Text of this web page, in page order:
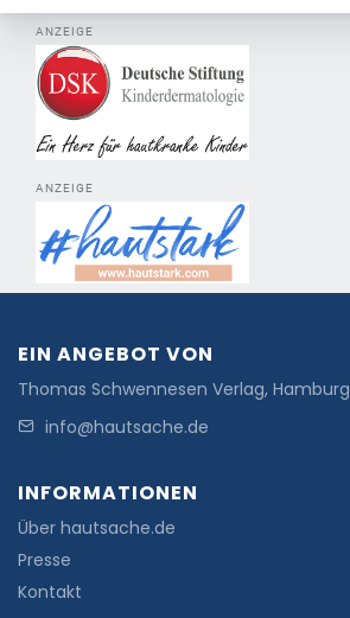
ANZEIGE
ANZEIGE
EIN ANGEBOT VON
Thomas Schwennesen Verlag, Hamburg
info@hautsache.de
INFORMATIONEN
Über hautsache.de
Presse
Kontakt